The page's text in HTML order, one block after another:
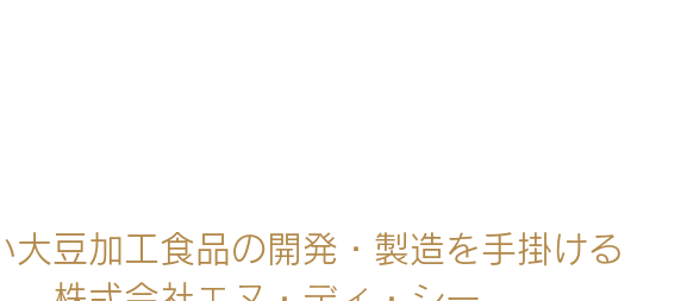
大豆加工食品の開発・製造を手掛ける